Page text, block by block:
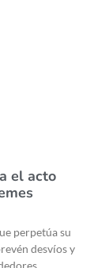
el acto
perpetúa su
desvíos y